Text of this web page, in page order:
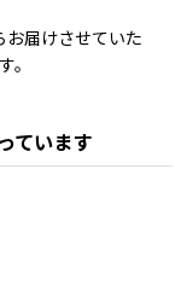
お届けさせていた
。
ています